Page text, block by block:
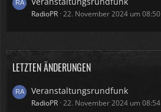
RadioPR 22. November 2024 um 08:50
LETZTEN ÄNDERUNGEN
Veranstaltungsrundfunk
RadioPR 22. November 2024 um 08:54